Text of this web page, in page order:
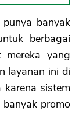
banyak
berbagai
mereka yang
layanan ini di
sistem
promo